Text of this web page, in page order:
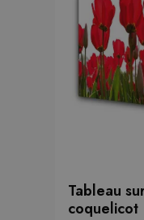
Tableau
coquelicot